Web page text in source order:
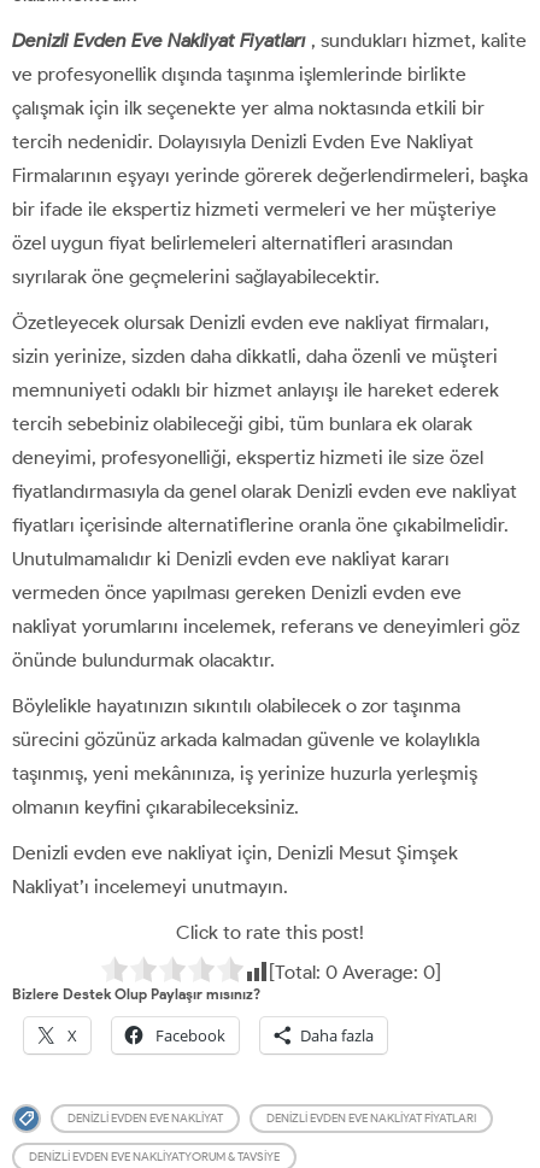
Denizli Evden Eve Nakliyat Fiyatları , sundukları hizmet, kalite
ve profesyonellik dışında taşınma işlemlerinde birlikte
çalışmak için ilk seçenekte yer alma noktasında etkili bir
tercih nedenidir. Dolayısıyla Denizli Evden Eve Nakliyat
Firmalarının eşyayı yerinde görerek değerlendirmeleri, başka
bir ifade ile ekspertiz hizmeti vermeleri ve her müşteriye
özel uygun fiyat belirlemeleri alternatifleri arasından
sıyrılarak öne geçmelerini sağlayabilecektir.
Özetleyecek olursak Denizli evden eve nakliyat firmaları,
sizin yerinize, sizden daha dikkatli, daha özenli ve müşteri
memnuniyeti odaklı bir hizmet anlayışı ile hareket ederek
tercih sebebiniz olabileceği gibi, tüm bunlara ek olarak
deneyimi, profesyonelliği, ekspertiz hizmeti ile size özel
fiyatlandırmasıyla da genel olarak Denizli evden eve nakliyat
fiyatları içerisinde alternatiflerine oranla öne çıkabilmelidir.
Unutulmamalıdır ki Denizli evden eve nakliyat kararı
vermeden önce yapılması gereken Denizli evden eve
nakliyat yorumlarını incelemek, referans ve deneyimleri göz
önünde bulundurmak olacaktır.
Böylelikle hayatınızın sıkıntılı olabilecek o zor taşınma
sürecini gözünüz arkada kalmadan güvenle ve kolaylıkla
taşınmış, yeni mekânınıza, iş yerinize huzurla yerleşmiş
olmanın keyfini çıkarabileceksiniz.
Denizli evden eve nakliyat için, Denizli Mesut Şimşek
Nakliyat’ı incelemeyi unutmayın.
Click to rate this post!
[Total: 0Average: 0]
Bizlere Destek Olup Paylaşır mısınız?
X Facebook Daha fazla
DENIZLI EVDEN EVE NAKLIYAT DENIZLI EVDEN EVE NAKLIYAT FIYATLARI
DENIZLI EVDEN EVE NAKLIYATYORUM & TAVSIYE